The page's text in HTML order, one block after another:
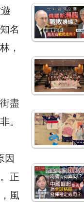
名
，
盡
。
因
正
風